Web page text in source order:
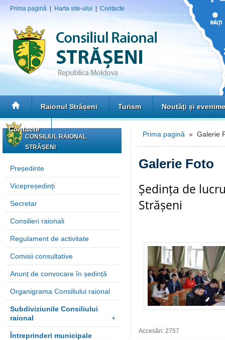
Prima pagină Harta site-ului Contacte
Raionul Strășeni Turism Noutăţi și
Contacte
CONSILIUL RAIONAL
STRĂȘENI
Președinte
Vicepreședinți
Secretar
Consilieri raionali
Regulament de activitate
Comisii consultative
Anunț de convocare în ședință
Organigrama Consiliului raional
Subdiviziunile Consiliului
raional
+
Întreprinderi municipale
Prima pagină » Galerie
Galerie Foto
Ședința de
Strășeni
Accesări: 2757